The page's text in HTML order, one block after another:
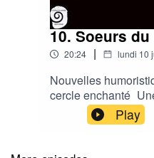
10. Soeurs
20:24 | lundi 10
Nouvelles
cercle
extraite de New
épousées dans un
soit pas
Play